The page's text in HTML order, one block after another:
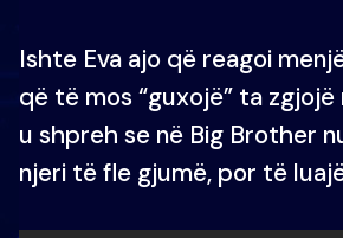
Ishte Eva ajo që reagoi
që të mos “guxojë” ta zgjojë
u shpreh se në Big Brother
njeri të fle gjumë, por të